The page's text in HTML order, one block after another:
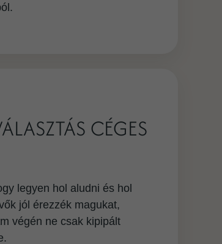
CÉGES
legyen hol aludni és hol
jól érezzék magukat,
végén ne csak kipipált